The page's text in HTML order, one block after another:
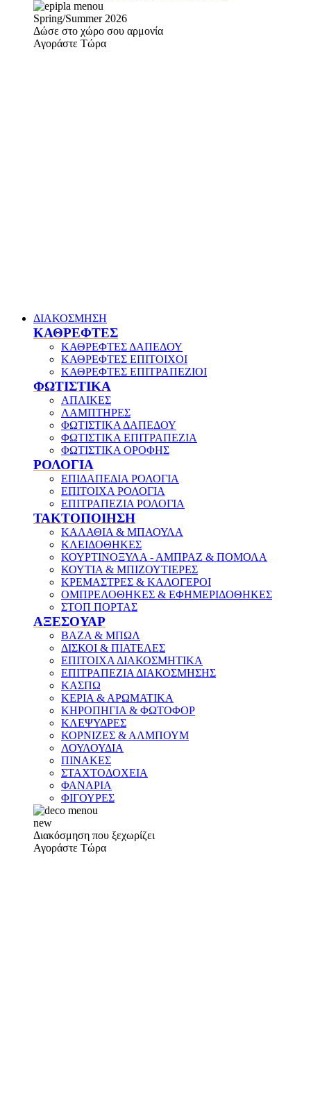
Spring/Summer 2026
Δώσε στο χώρο σου αρμονία
Αγοράστε Τώρα
ΔΙΑΚΟΣΜΗΣΗ
ΚΑΘΡΕΦΤΕΣ
ΚΑΘΡΕΦΤΕΣ ΔΑΠΕΔΟΥ
ΚΑΘΡΕΦΤΕΣ ΕΠΙΤΟΙΧΟΙ
ΚΑΘΡΕΦΤΕΣ ΕΠΙΤΡΑΠΕΖΙΟΙ
ΦΩΤΙΣΤΙΚΑ
ΑΠΛΙΚΕΣ
ΛΑΜΠΤΗΡΕΣ
ΦΩΤΙΣΤΙΚΑ ΔΑΠΕΔΟΥ
ΦΩΤΙΣΤΙΚΑ ΕΠΙΤΡΑΠΕΖΙΑ
ΦΩΤΙΣΤΙΚΑ ΟΡΟΦΗΣ
ΡΟΛΟΓΙΑ
ΕΠΙΔΑΠΕΔΙΑ ΡΟΛΟΓΙΑ
ΕΠΙΤΟΙΧΑ ΡΟΛΟΓΙΑ
ΕΠΙΤΡΑΠΕΖΙΑ ΡΟΛΟΓΙΑ
ΤΑΚΤΟΠΟΙΗΣΗ
ΚΑΛΑΘΙΑ & ΜΠΑΟΥΛΑ
ΚΛΕΙΔΟΘΗΚΕΣ
ΚΟΥΡΤΙΝΟΞΥΛΑ - ΑΜΠΡΑΖ & ΠΟΜΟΛΑ
ΚΟΥΤΙΑ & ΜΠΙΖΟΥΤΙΕΡΕΣ
ΚΡΕΜΑΣΤΡΕΣ & ΚΑΛΟΓΕΡΟΙ
ΟΜΠΡΕΛΟΘΗΚΕΣ & ΕΦΗΜΕΡΙΔΟΘΗΚΕΣ
ΣΤΟΠ ΠΟΡΤΑΣ
ΑΞΕΣΟΥΑΡ
ΒΑΖΑ & ΜΠΩΛ
ΔΙΣΚΟΙ & ΠΙΑΤΕΛΕΣ
ΕΠΙΤΟΙΧΑ ΔΙΑΚΟΣΜΗΤΙΚΑ
ΕΠΙΤΡΑΠΕΖΙΑ ΔΙΑΚΟΣΜΗΣΗΣ
ΚΑΣΠΩ
ΚΕΡΙΑ & ΑΡΩΜΑΤΙΚΑ
ΚΗΡΟΠΗΓΙΑ & ΦΩΤΟΦΟΡ
ΚΛΕΨΥΔΡΕΣ
ΚΟΡΝΙΖΕΣ & ΑΛΜΠΟΥΜ
ΛΟΥΛΟΥΔΙΑ
ΠΙΝΑΚΕΣ
ΣΤΑΧΤΟΔΟΧΕΙΑ
ΦΑΝΑΡΙΑ
ΦΙΓΟΥΡΕΣ
new
Διακόσμηση που ξεχωρίζει
Αγοράστε Τώρα